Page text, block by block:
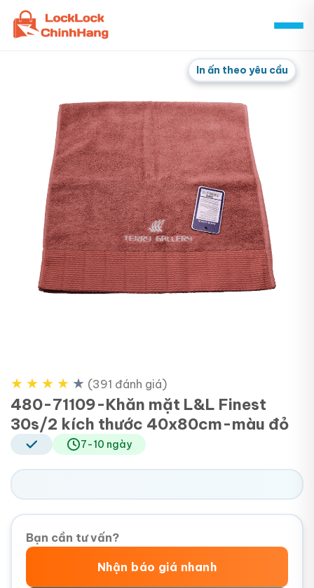
Skip
content
In ấn theo yêu cầu
★ ★ ★ ★ ★ (391 đánh giá)
480-71109-Khăn mặt L&L Finest
30s/2 kích thước 40x80cm-màu đỏ
7-10 ngày
Bạn cần tư vấn?
Nhận báo giá nhanh